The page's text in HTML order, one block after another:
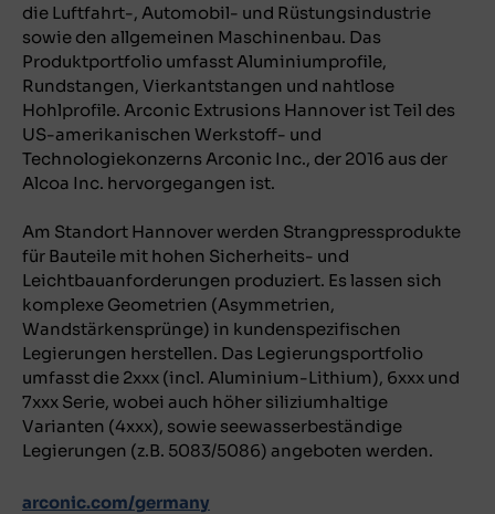
die Luftfahrt-, Automobil- und Rüstungsindustrie
sowie den allgemeinen Maschinenbau. Das
Produktportfolio umfasst Aluminiumprofile,
Rundstangen, Vierkantstangen und nahtlose
Hohlprofile. Arconic Extrusions Hannover ist Teil des
US-amerikanischen Werkstoff- und
Technologiekonzerns Arconic Inc., der 2016 aus der
Alcoa Inc. hervorgegangen ist.
Am Standort Hannover werden Strangpressprodukte
für Bauteile mit hohen Sicherheits- und
Leichtbauanforderungen produziert. Es lassen sich
komplexe Geometrien (Asymmetrien,
Wandstärkensprünge) in kundenspezifischen
Legierungen herstellen. Das Legierungsportfolio
umfasst die 2xxx (incl. Aluminium-Lithium), 6xxx und
7xxx Serie, wobei auch höher siliziumhaltige
Varianten (4xxx), sowie seewasserbeständige
Legierungen (z.B. 5083/5086) angeboten werden.
arconic.com/germany